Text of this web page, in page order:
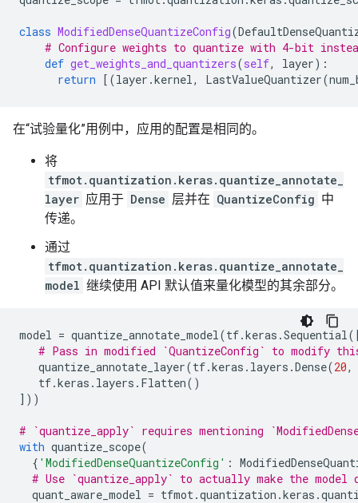
class ModifiedDenseQuantizeConfig(
# Configure weights to quantize with 4-bit
def get_weights_and_quantizers(self, layer):
return [(layer .kernel, LastValueQuantizer(
在“试验量化”用例中，应用的配置是相同的。
将
tfmot.quantization.keras.quantize_annotate_
layer 应用于 Dense 层并在 QuantizeConfig 中
传递。
通过
tfmot.quantization.keras.quantize_annotate_
model 继续使用 API ​​默认值来量化模型的其余部分。
model = quantize_annotate_model(tf.keras .Sequential
# Pass in modified `QuantizeConfig` to modify
quantize_annotate_layer(tf.keras . layers .Dense(20,
tf.keras . layers . Flatten()
]))
# `quantize_apply` requires mentioning
with quantize_scope(
{ 'ModifiedDenseQuantizeConfig' :
# Use `quantize_apply` to actually make the model
quant_aware_model = tfmot.quantization .keras .